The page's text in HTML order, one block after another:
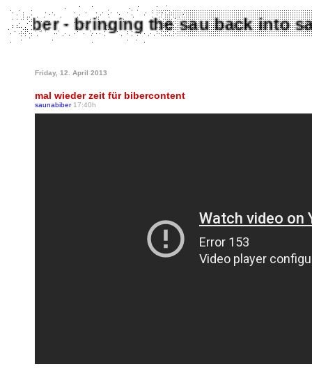
- bringing the sau back
Friday, 12. April 2013
mal wieder zeit für bibercontent
saunabiber17:40h